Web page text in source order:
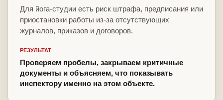
Для йога-студии есть риск штрафа, предписания или
приостановки работы из-за отсутствующих
журналов, приказов и договоров.
РЕЗУЛЬТАТ
Проверяем пробелы, закрываем критичные
документы и объясняем, что показывать
инспектору именно на этом объекте.